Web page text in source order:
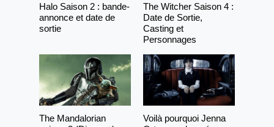
Halo Saison 2 : bande-
annonce et date de
sortie
The Witcher Saison 4 :
Date de Sortie,
Casting et
Personnages
The Mandalorian
Voilà pourquoi Jenna